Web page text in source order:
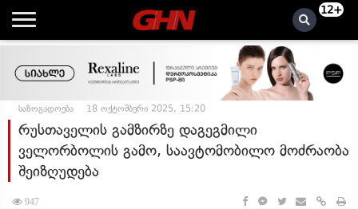
12+
საზოგადოება 18 ოქტომბერი 2025, 15:20
რუსთაველის გამზირზე დაგეგმილი
ველორბოლის გამო, საავტომობილო მოძრაობა
შეიზღუდება
947